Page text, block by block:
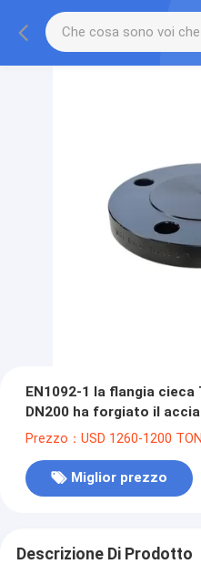
EN1092-1 la flangia cieca
DN200 ha forgiato il
P245GH
Prezzo：USD 1260-1200 TON
Miglior prezzo
Descrizione Di Prodotto